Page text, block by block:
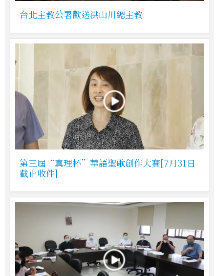
台北主教公署歡送洪山川總主教
第三屆“真理杯”華語聖歌創作大賽[7月31日
截止收件]